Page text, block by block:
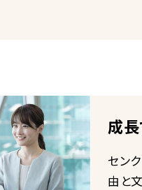
成長
セン
由と